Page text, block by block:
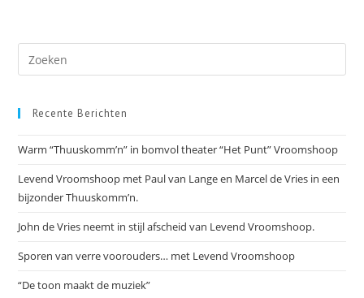
Recente Berichten
Warm “Thuuskomm’n” in bomvol theater “Het Punt” Vroomshoop
Levend Vroomshoop met Paul van Lange en Marcel de Vries in een
bijzonder Thuuskomm’n.
John de Vries neemt in stijl afscheid van Levend Vroomshoop.
Sporen van verre voorouders… met Levend Vroomshoop
“De toon maakt de muziek”